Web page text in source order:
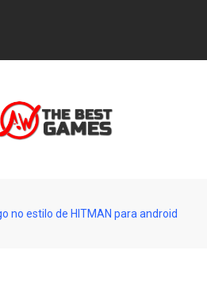
no estilo de HITMAN para android